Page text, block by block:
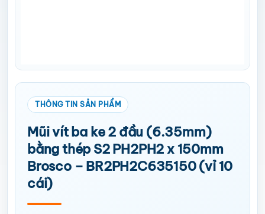
Mũi vít ba ke 2 đầu (6.35mm)
bằng thép S2 PH2PH2 x 150mm
Brosco – BR2PH2C635150 (vỉ 10
cái)